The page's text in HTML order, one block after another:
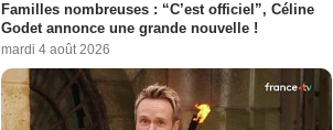
Familles nombreuses : “C’est officiel”, Céline
Godet annonce une grande nouvelle !
mardi 4 août 2026